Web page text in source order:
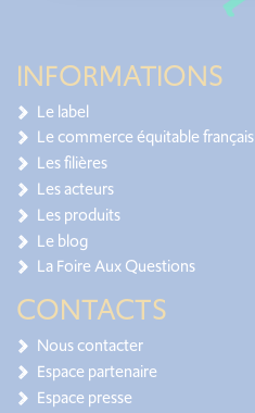
INFORMATIONS
Le label
Le commerce équitable français
Les filières
Les acteurs
Les produits
Le blog
La Foire Aux Questions
CONTACTS
Nous contacter
Espace partenaire
Espace presse